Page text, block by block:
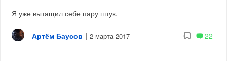
Я уже вытащил себе пару штук.
Артём Баусов | 2 марта 2017 22